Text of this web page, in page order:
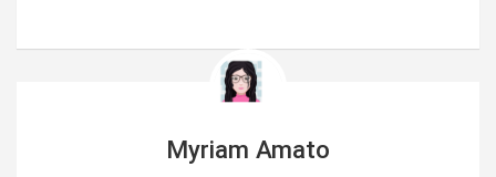
Myriam Amato